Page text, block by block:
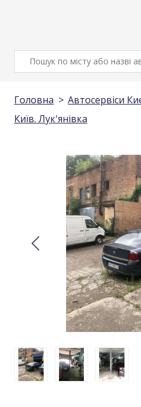
Головна
Автосервіси
Київ. Лук'янівка